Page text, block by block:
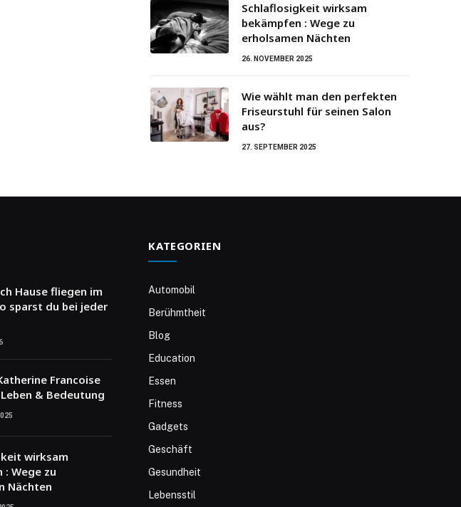
Schlaflosigkeit wirksam
bekämpfen : Wege zu
erholsamen Nächten
26. NOVEMBER 2025
Wie wählt man den perfekten
Friseurstuhl für seinen Salon
aus?
27. SEPTEMBER 2025
Hause fliegen im
sparst du bei jeder
Francoise
& Bedeutung
wirksam
: Wege zu
Nächten
KATEGORIEN
Automobil
Berühmtheit
Blog
Education
Essen
Fitness
Gadgets
Geschäft
Gesundheit
Lebensstil